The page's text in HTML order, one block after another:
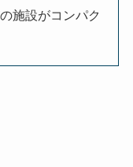
施設がコンパク